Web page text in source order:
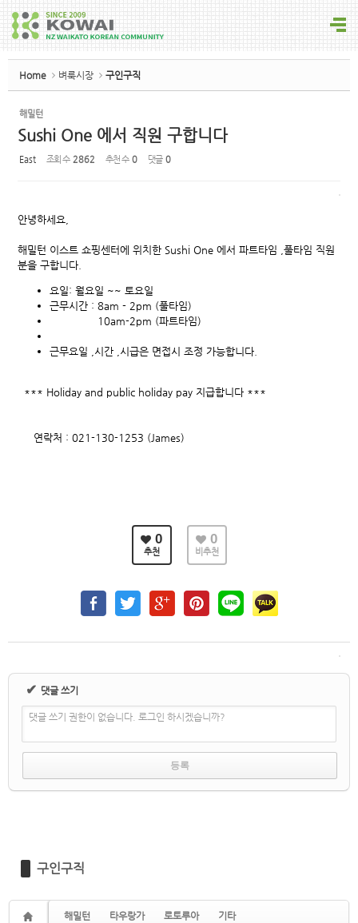
Home 벼룩시장 구인구직
해밀턴
Sushi One 에서 직원 구합니다
East 조회 수 2862 추천 수 0 댓글 0
안녕하세요,
해밀턴 이스트 쇼핑센터에 위치한 Sushi One 에서 파트타임 ,풀타임 직원
분을 구합니다.
요일: 월요일 ~~ 토요일
근무시간 : 8am - 2pm (풀타임)
10am-2pm (파트타임)
근무요일 ,시간 ,시급은 면접시 조정 가능합니다.
*** Holiday and public holiday pay 지급합니다 ***
연락처 : 021-130-1253 (James)
0
추천
0
비추천
✔ 댓글 쓰기
댓글 쓰기 권한이 없습니다. 로그인 하시겠습니까?
구인구직
해밀턴 타우랑가 로토루아 기타
Sketchbook5, 스케치북5
Sketchbook5, 스케치북5